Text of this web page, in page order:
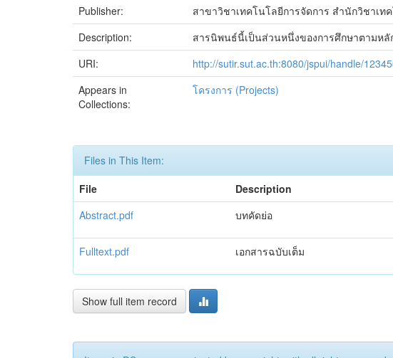
Publisher:
สาขาวิชาเทคโนโลยีการจัดการ สำนักวิชาเ
Description:
สารนิพนธ์นี้เป็นส่วนหนึ่งของการศึกษาตามห
URI:
http://sutir.sut.ac.th:8080/jspui/handle/
Appears in
Collections:
โครงการ (Projects)
Files in This Item:
File
Description
Abstract.pdf
บทคัดย่อ
Fulltext.pdf เอกสารฉบับเต็ม
Show full item record